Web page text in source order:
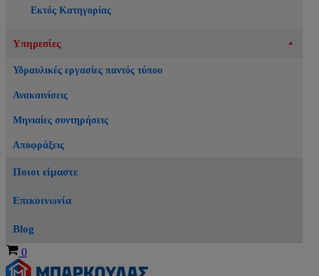
Εκτός Κατηγορίας
Υπηρεσίες
Υδραυλικές εργασίες παντός τύπου
Ανακαινίσεις
Μηνιαίες συντηρήσεις
Αποφράξεις
Ποιοι είμαστε
Επικοινωνία
Blog
Καλάθι
0